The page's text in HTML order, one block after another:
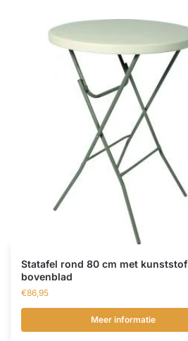
Statafel rond 80 cm met kunststof
bovenblad
€86,95
Meer informatie